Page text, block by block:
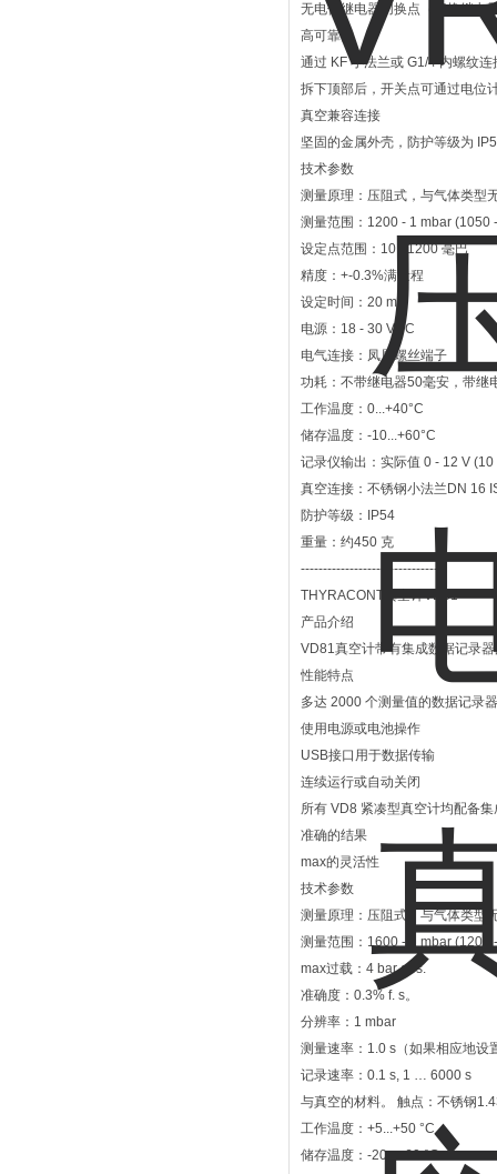
无电位继电器切换点（切换继电
高可靠性
通过 KF 小法兰或 G1/4 内螺纹连
拆下顶部后，开关点可通过电位
真空兼容连接
坚固的金属外壳，防护等级为
技术参数
测量原理：压阻式，与气体类型
测量范围：1200 - 1 mbar (1050
设定点范围：10 - 1200 毫巴
精度：+-0.3%满量程
设定时间：20 ms
电源：18 - 30 VDC
电气连接：凤凰螺丝端子
功耗：不带继电器50毫安，带继
工作温度：0...+40°C
储存温度：-10...+60°C
记录仪输出：实际值 0 - 12 V
真空连接：不锈钢小法兰DN 16
防护等级：IP54
重量：约450 克
---------------------------------
THYRACONT真空计VD81
产品介绍
VD81真空计带有集成数据记录
性能特点
多达 2000 个测量值的数据记录器
使用电源或电池操作
USB接口用于数据传输
连续运行或自动关闭
所有 VD8 紧凑型真空计均配备
准确的结果
max的灵活性
技术参数
测量原理：压阻式，与气体类型
测量范围：1600 - 1 mbar (1200
max过载：4 bar abs.
准确度：0.3% f. s。
分辨率：1 mbar
测量速率：1.0 s（如果相应地设
记录速率：0.1 s, 1 … 6000 s
与真空的材料。 触点：不锈钢
工作温度：+5...+50 °C
储存温度：-20...+60 °C